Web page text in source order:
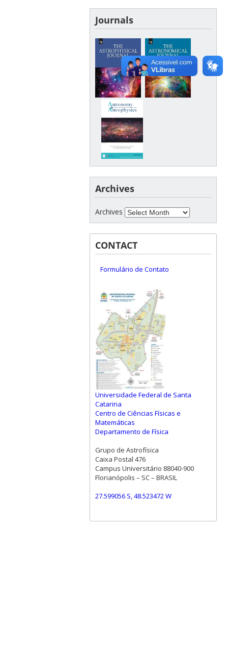
Journals
Archives
Archives
CONTACT
Formulário de Contato
Universidade Federal de Santa
Catarina
Centro de Ciências Físicas e
Matemáticas
Departamento de Física
Grupo de Astrofísica
Caixa Postal 476
Campus Universitário 88040-900
Florianópolis – SC – BRASIL
27.599056 S, 48.523472 W